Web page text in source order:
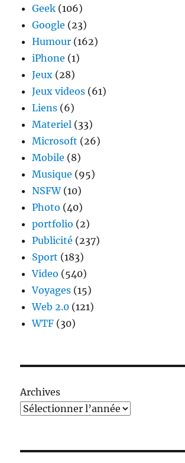
Geek (106)
Google (23)
Humour (162)
iPhone (1)
Jeux (28)
Jeux videos (61)
Liens (6)
Materiel (33)
Microsoft (26)
Mobile (8)
Musique (95)
NSFW(10)
Photo (40)
portfolio (2)
Publicité (237)
Sport (183)
Video (540)
Voyages (15)
Web 2.0 (121)
WTF (30)
Archives